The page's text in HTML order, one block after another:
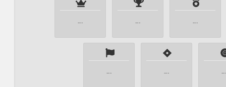
--- --- ---
--- --- ---